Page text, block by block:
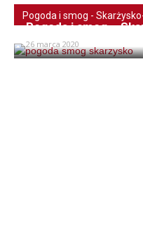
Pogoda i smog -
Pogoda i smog –
26 marca 2020